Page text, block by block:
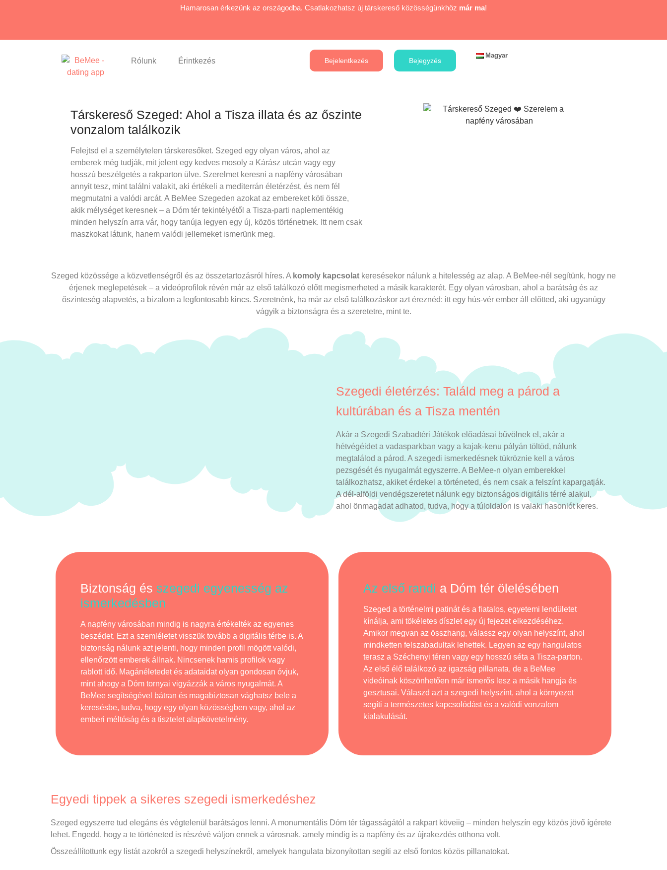
Hamarosan érkezünk az országodba. Csatlakozhatsz új társkereső közösségünkhöz már ma!
Rólunk Érintkezés Bejelentkezés Bejegyzés
Magyar
Társkereső Szeged: Ahol a Tisza illata és az őszinte
vonzalom találkozik
Felejtsd el a személytelen társkeresőket. Szeged egy olyan város, ahol az
emberek még tudják, mit jelent egy kedves mosoly a Kárász utcán vagy egy
hosszú beszélgetés a rakparton ülve. Szerelmet keresni a napfény városában
annyit tesz, mint találni valakit, aki értékeli a mediterrán életérzést, és nem fél
megmutatni a valódi arcát. A BeMee Szegeden azokat az embereket köti össze,
akik mélységet keresnek – a Dóm tér tekintélyétől a Tisza-parti naplementékig
minden helyszín arra vár, hogy tanúja legyen egy új, közös történetnek. Itt nem csak
maszkokat látunk, hanem valódi jellemeket ismerünk meg.
Szeged közössége a közvetlenségről és az összetartozásról híres. A komoly kapcsolat keresésekor nálunk a hitelesség az alap. A BeMee-nél segítünk, hogy ne
érjenek meglepetések – a videóprofilok révén már az első találkozó előtt megismerheted a másik karakterét. Egy olyan városban, ahol a barátság és az
őszinteség alapvetés, a bizalom a legfontosabb kincs. Szeretnénk, ha már az első találkozáskor azt éreznéd: itt egy hús-vér ember áll előtted, aki ugyanúgy
vágyik a biztonságra és a szeretetre, mint te.
Szegedi életérzés: Találd meg a párod a
kultúrában és a Tisza mentén
Akár a Szegedi Szabadtéri Játékok előadásai bűvölnek el, akár a
hétvégéidet a vadasparkban vagy a kajak-kenu pályán töltöd, nálunk
megtalálod a párod. A szegedi ismerkedésnek tükröznie kell a város
pezsgését és nyugalmát egyszerre. A BeMee-n olyan emberekkel
találkozhatsz, akiket érdekel a történeted, és nem csak a felszínt kapargatják.
A dél-alföldi vendégszeretet nálunk egy biztonságos digitális térré alakul,
ahol önmagadat adhatod, tudva, hogy a túloldalon is valaki hasonlót keres.
Biztonság és szegedi egyenesség az
ismerkedésben
A napfény városában mindig is nagyra értékelték az egyenes
beszédet. Ezt a szemléletet visszük tovább a digitális térbe is. A
biztonság nálunk azt jelenti, hogy minden profil mögött valódi,
ellenőrzött emberek állnak. Nincsenek hamis profilok vagy
rablott idő. Magánéletedet és adataidat olyan gondosan óvjuk,
mint ahogy a Dóm tornyai vigyázzák a város nyugalmát. A
BeMee segítségével bátran és magabiztosan vághatsz bele a
keresésbe, tudva, hogy egy olyan közösségben vagy, ahol az
emberi méltóság és a tisztelet alapkövetelmény.
Az első randi a Dóm tér ölelésében
Szeged a történelmi patinát és a fiatalos, egyetemi lendületet
kínálja, ami tökéletes díszlet egy új fejezet elkezdéséhez.
Amikor megvan az összhang, válassz egy olyan helyszínt, ahol
mindketten felszabadultak lehettek. Legyen az egy hangulatos
terasz a Széchenyi téren vagy egy hosszú séta a Tisza-parton.
Az első élő találkozó az igazság pillanata, de a BeMee
videóinak köszönhetően már ismerős lesz a másik hangja és
gesztusai. Válaszd azt a szegedi helyszínt, ahol a környezet
segíti a természetes kapcsolódást és a valódi vonzalom
kialakulását.
Egyedi tippek a sikeres szegedi ismerkedéshez
Szeged egyszerre tud elegáns és végtelenül barátságos lenni. A monumentális Dóm tér tágasságától a rakpart köveiig – minden helyszín egy közös jövő ígérete
lehet. Engedd, hogy a te történeted is részévé váljon ennek a városnak, amely mindig is a napfény és az újrakezdés otthona volt.
Összeállítottunk egy listát azokról a szegedi helyszínekről, amelyek hangulata bizonyítottan segíti az első fontos közös pillanatokat.